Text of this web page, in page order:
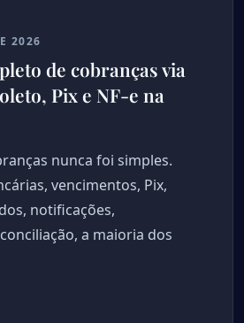
2026
de cobranças via
Pix e NF-e na
nunca foi simples.
vencimentos, Pix,
notificações,
a maioria dos